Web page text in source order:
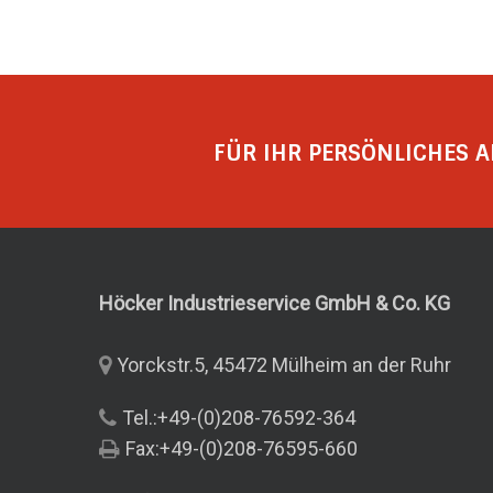
FÜR IHR PERSÖNLICHES
Höcker Industrieservice GmbH & Co. KG
Yorckstr.5, 45472 Mülheim an der Ruhr
Tel.:+49-(0)208-76592-364
Fax:+49-(0)208-76595-660